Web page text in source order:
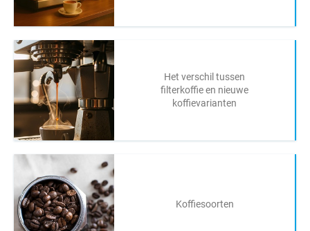
Het verschil tussen
filterkoffie en nieuwe
koffievarianten
Koffiesoorten